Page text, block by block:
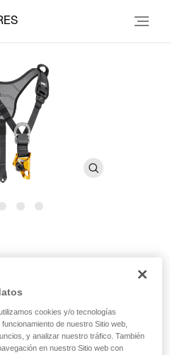
transformar los arneses de
FALCON y FALCON
de trabajos con cuerdas
cookies y/o tecnologías
de nuestro Sitio web,
y analizar nuestro tráfico. También
en nuestro Sitio web con